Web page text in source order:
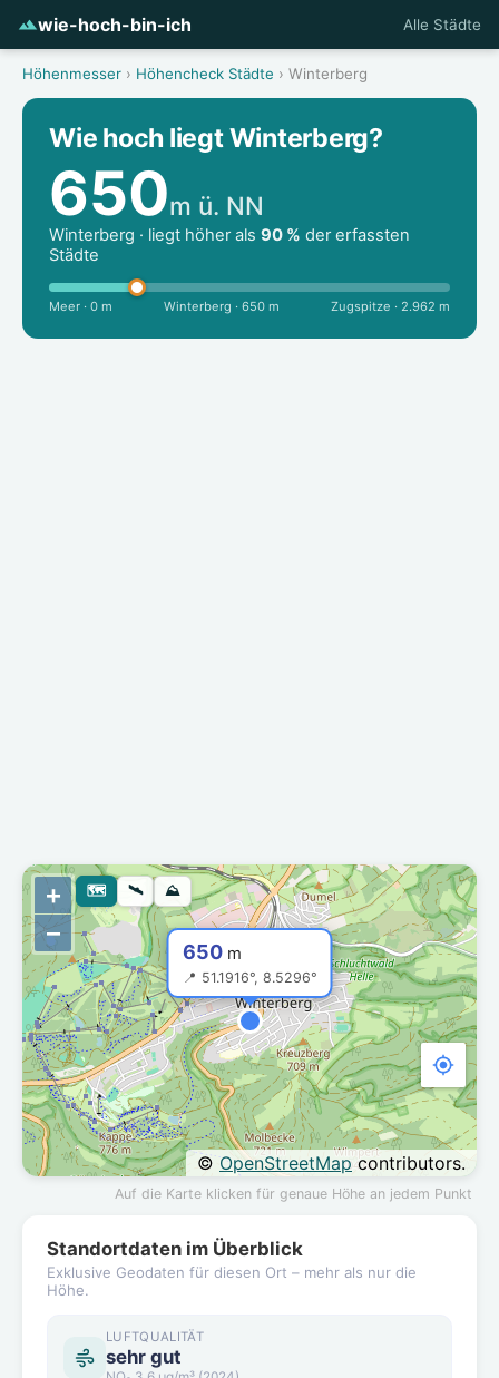
wie-hoch-bin-ich Alle Städte
Höhenmesser › Höhencheck Städte › Winterberg
Wie hoch liegt Winterberg?
650m ü. NN
Winterberg · liegt höher als 90 % der erfassten
Städte
Meer · 0 m Winterberg · 650 m Zugspitze · 2.962 m
650 m
📍 51.1916°, 8.5296°
+
−
©OpenStreetMapcontributors.
🗺 🛰 ⛰
Auf die Karte klicken für genaue Höhe an jedem Punkt
Standortdaten im Überblick
Exklusive Geodaten für diesen Ort – mehr als nur die
Höhe.
LUFTQUALITÄT
sehr gut